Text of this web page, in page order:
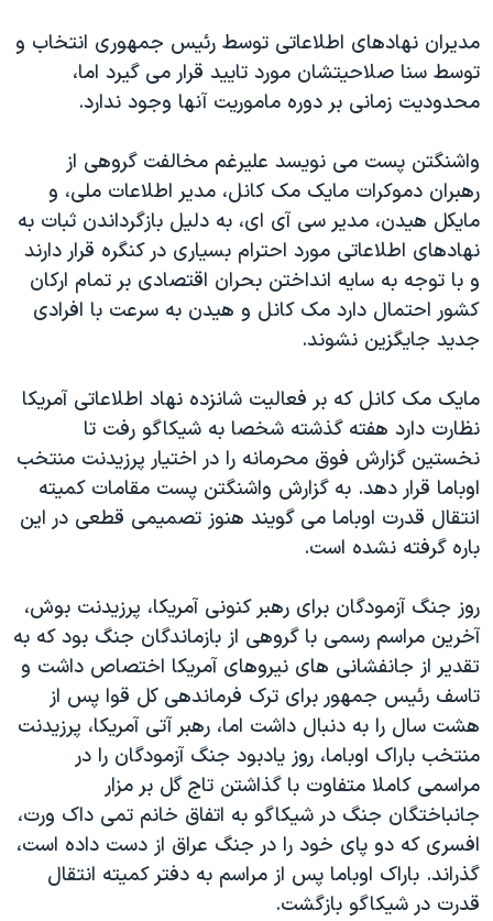
تریبونال مردمی آبان ۹۸
دادگاه حمید نوری
قانون شفافیت دارائی کادر رهبری ایران
اعتراضات مردمی آبان ۹۸
اسرائیل در جنگ
نرگس محمدی برنده جایزه نوبل صلح
همایش محافظه‌کاران آمریکا «سی‌پک»
سفر پرزیدنت ترامپ به چین
مدیران نهادهای اطلاعاتی توسط رئیس جمهوری انتخاب و
توسط سنا صلاحیتشان مورد تايید قرار می گیرد اما،
محدودیت زمانی بر دوره ماموریت آنها وجود ندارد.
واشنگتن پست می نویسد علیرغم مخالفت گروهی از
رهبران دموکرات مایک مک کانل، مدیر اطلاعات ملی، و
مایکل هیدن، مدیر سی آی ای، به دلیل بازگرداندن ثبات به
نهادهای اطلاعاتی مورد احترام بسیاری در کنگره قرار دارند
و با توجه به سایه انداختن بحران اقتصادی بر تمام ارکان
کشور احتمال دارد مک کانل و هیدن به سرعت با افرادی
جدید جایگزین نشوند.
مایک مک کانل که بر فعالیت شانزده نهاد اطلاعاتی آمریکا
نظارت دارد هفته گذشته شخصا به شیکاگو رفت تا
نخستین گزارش فوق محرمانه را در اختیار پرزیدنت منتخب
اوباما قرار دهد. به گزارش واشنگتن پست مقامات کمیته
انتقال قدرت اوباما می گویند هنوز تصمیمی قطعی در این
باره گرفته نشده است.
روز جنگ آزمودگان برای رهبر کنونی آمریکا، پرزیدنت بوش،
آخرین مراسم رسمی با گروهی از بازماندگان جنگ بود که به
تقدیر از جانفشانی های نیروهای آمریکا اختصاص داشت و
تاسف رئیس جمهور برای ترک فرماندهی کل قوا پس از
هشت سال را به دنبال داشت اما، رهبر آتی آمریکا، پرزیدنت
منتخب باراک اوباما، روز یادبود جنگ آزمودگان را در
مراسمی کاملا متفاوت با گذاشتن تاج گل بر مزار
جانباختگان جنگ در شیکاگو به اتفاق خانم تمی داک ورت،
افسری که دو پای خود را در جنگ عراق از دست داده است،
گذراند. باراک اوباما پس از مراسم به دفتر کمیته انتقال
قدرت در شیکاگو بازگشت.